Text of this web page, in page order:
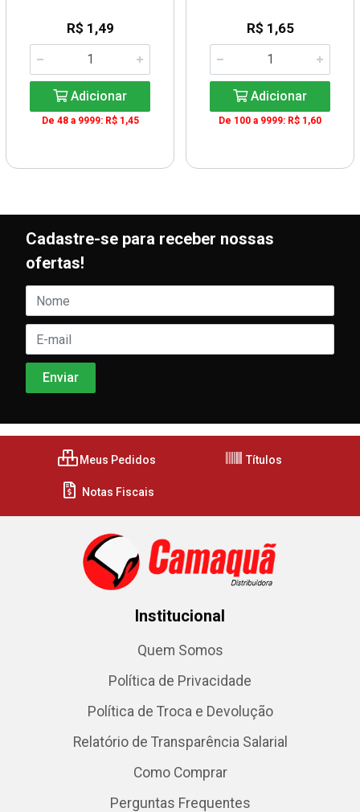
R$ 1,49
Adicionar
De 48 a 9999: R$ 1,45
R$ 1,65
Adicionar
De 100 a 9999: R$ 1,60
Cadastre-se para receber nossas
ofertas!
Meus Pedidos Títulos
Notas Fiscais
Institucional
Quem Somos
Política de Privacidade
Política de Troca e Devolução
Relatório de Transparência Salarial
Como Comprar
Perguntas Frequentes